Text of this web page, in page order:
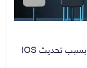
مشكلات خطيرة فى هواتف آيفون بسبب تحديث IOS